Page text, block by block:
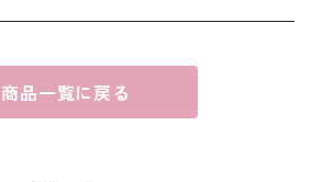
商品一覧に戻る